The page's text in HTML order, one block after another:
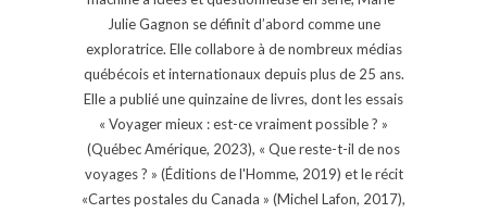
Julie Gagnon se définit d’abord comme une
exploratrice. Elle collabore à de nombreux médias
québécois et internationaux depuis plus de 25 ans.
Elle a publié une quinzaine de livres, dont les essais
« Voyager mieux : est-ce vraiment possible ? »
(Québec Amérique, 2023), « Que reste-t-il de nos
voyages ? » (Éditions de l'Homme, 2019) et le récit
«Cartes postales du Canada » (Michel Lafon, 2017),